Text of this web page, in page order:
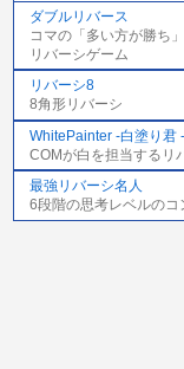
ダブルリバース
コマの「多い方が勝ち
リバーシゲーム
リバーシ8
8角形リバーシ
WhitePainter -白塗り君 -
COMが白を担当するリ
最強リバーシ名人
6段階の思考レベルの